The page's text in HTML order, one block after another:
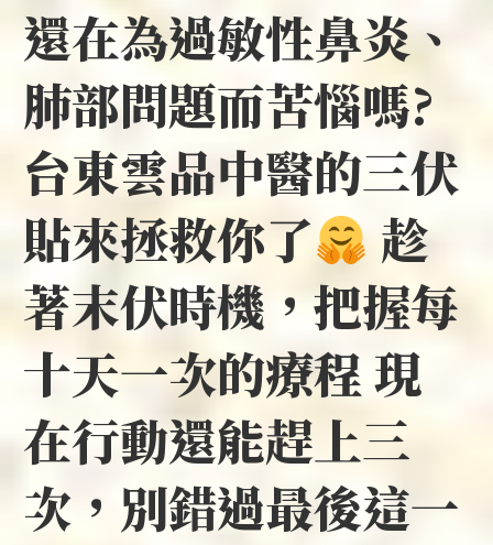
還在為過敏性鼻炎、
肺部問題而苦惱嗎?
台東雲品中醫的三伏
貼來拯救你了
趁
著末伏時機，把握每
十天一次的療程 現
在行動還能趕上三
次，別錯過最後這一